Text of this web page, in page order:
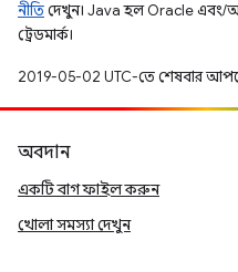
নীতিদেখুন। Java হল Oracle এবং/
ট্রেডমার্ক।
2019-05-02 UTC-তে শেষবার
অবদান
একটি বাগ ফাইল করুন
খোলা সমস্যা দেখুন